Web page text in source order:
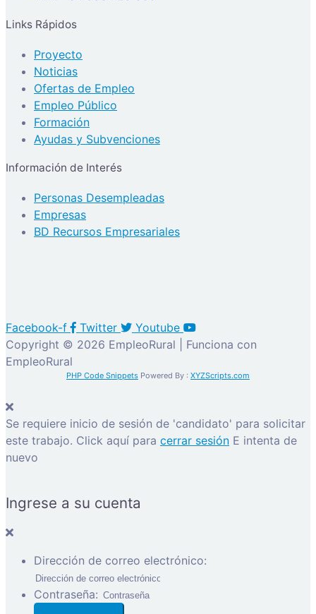
Links Rápidos
Proyecto
Noticias
Ofertas de Empleo
Empleo Público
Formación
Ayudas y Subvenciones
Información de Interés
Personas Desempleadas
Empresas
BD Recursos Empresariales
Facebook-f Twitter
Youtube
Copyright © 2026 EmpleoRural | Funciona con
EmpleoRural
PHP Code Snippets Powered By : XYZScripts.com
Se requiere inicio de sesión de 'candidato' para solicitar
este trabajo. Click aquí para cerrar sesión E intenta de
nuevo
Ingrese a su cuenta
Dirección de correo electrónico:
Contraseña: